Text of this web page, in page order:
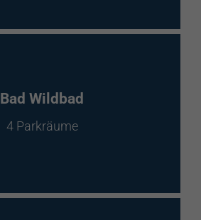
Bad Wildbad
4 Parkräume